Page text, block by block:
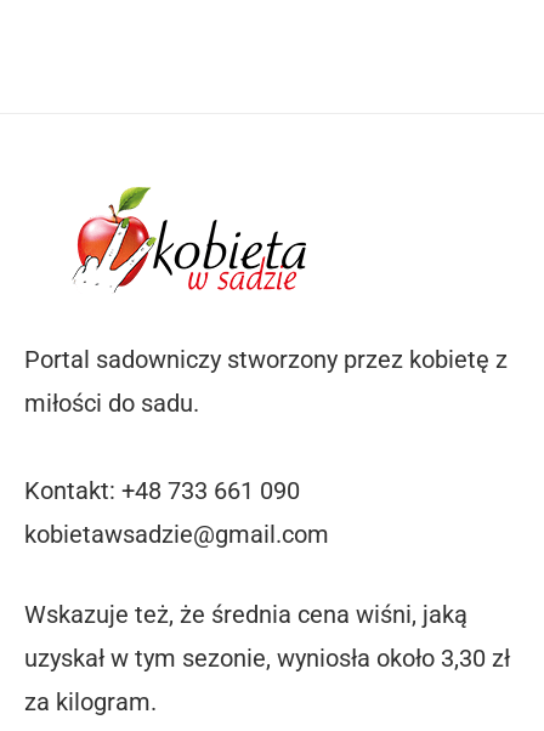
Portal sadowniczy stworzony przez kobietę z
miłości do sadu.
Kontakt: +48 733 661 090
kobietawsadzie@gmail.com
Wskazuje też, że średnia cena wiśni, jaką
uzyskał w tym sezonie, wyniosła około 3,30 zł
za kilogram.